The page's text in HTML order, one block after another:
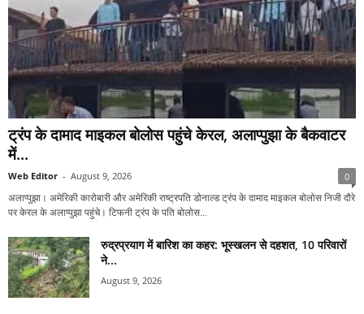
ट्रंप के दामाद माइकल बोलोस पहुंचे केरल, अलाप्पुझा के बैकवाटर
में...
Web Editor - August 9, 2026 0
अलाप्पुझा। अमेरिकी कारोबारी और अमेरिकी राष्ट्रपति डोनाल्ड ट्रंप के दामाद माइकल बोलोस निजी दौरे
पर केरल के अलाप्पुझा पहुंचे। टिफनी ट्रंप के पति बोलोस...
रुद्रप्रयाग में बारिश का कहर: भूस्खलन से दहशत, 10 परिवारों
ने...
August 9, 2026